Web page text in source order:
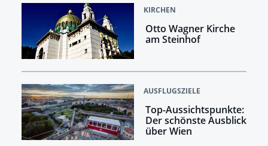
KIRCHEN
Otto Wagner Kirche
am Steinhof
AUSFLUGSZIELE
Top-Aussichtspunkte:
Der schönste Ausblick
über Wien